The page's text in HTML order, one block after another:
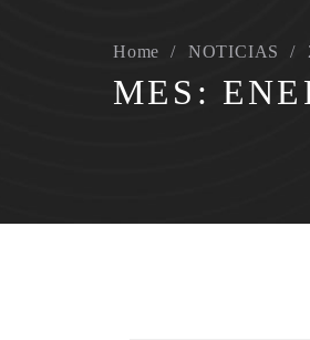
Home NOTICIAS
MES: